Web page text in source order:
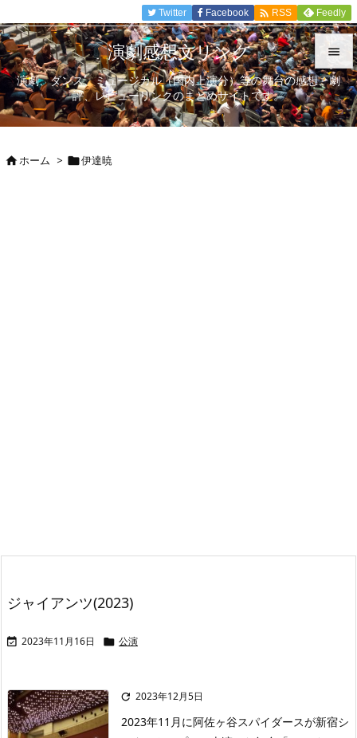


メニュ

Twitter Facebook  RSS Feedly
演劇感想文リンク
演劇、ダンス、ミュージカル（国内上演分）等の舞台の感想、劇
評、レビューリンクのまとめサイトです。
ホーム > 伊達暁
ジャイアンツ(2023)
 2023年11月16日  公演
 2023年12月5日
2023年11月に阿佐ヶ谷スパイダースが新宿シ